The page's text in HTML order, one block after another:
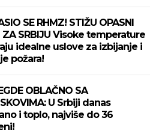
SE RHMZ! STIŽU OPASNI
ZA SRBIJU Visoke temperature
idealne uslove za izbijanje i
požara!
OBLAČNO SA
U Srbiji danas
i toplo, najviše do 36